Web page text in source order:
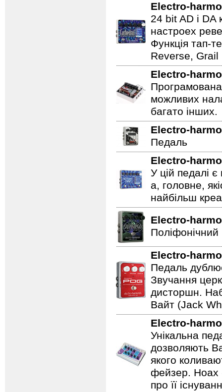
Electro-
24 bit AD і
настроех
Функція тап-
Reverse, Grail
Electro-
можливих
багато інших.
Electro-
Педаль
Electro-
У цій педалі
а, головне,
найбільш
Electro-
Поліфонічний
Electro-
Педаль
Звучання
дисторшн.
Вайт (Jack
Electro-
Унікальна
дозволяють
якого
фейзер. Hoax
про її